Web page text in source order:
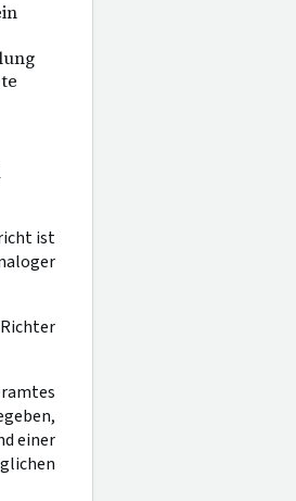
ist
einer